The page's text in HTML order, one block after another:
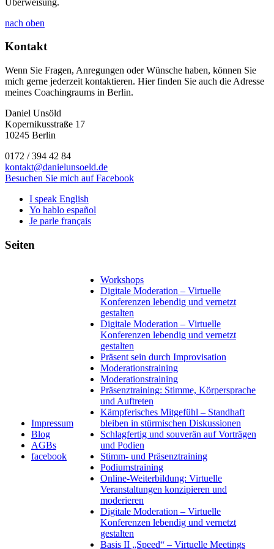
nach oben
Kontakt
Wenn Sie Fragen, Anregungen oder Wünsche haben, können Sie
mich gerne jederzeit kontaktieren. Hier finden Sie auch die Adresse
meines Coachingraums in Berlin.
Daniel Unsöld
Kopernikusstraße 17
10245 Berlin
0172 / 394 42 84
kontakt@danielunsoeld.de
Besuchen Sie mich auf Facebook
I speak English
Yo hablo español
Je parle français
Seiten
Impressum
Blog
AGBs
facebook
Workshops
Digitale Moderation – Virtuelle
Konferenzen lebendig und vernetzt
gestalten
Digitale Moderation – Virtuelle
Konferenzen lebendig und vernetzt
gestalten
Präsent sein durch Improvisation
Moderationstraining
Moderationstraining
Präsenztraining: Stimme, Körpersprache
und Auftreten
Kämpferisches Mitgefühl – Standhaft
bleiben in stürmischen Diskussionen
Schlagfertig und souverän auf Vorträgen
und Podien
Stimm- und Präsenztraining
Podiumstraining
Online-Weiterbildung: Virtuelle
Veranstaltungen konzipieren und
moderieren
Digitale Moderation – Virtuelle
Konferenzen lebendig und vernetzt
gestalten
Basis II „Speed“ – Virtuelle Meetings